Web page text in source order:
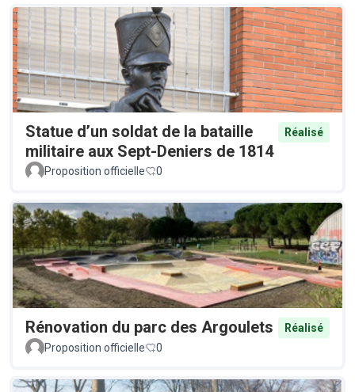
Statue d’un soldat de la bataille
militaire aux Sept-Deniers de 1814
Réalisé
Proposition officielle 0
Rénovation du parc des Argoulets
Réalisé
Proposition officielle
0